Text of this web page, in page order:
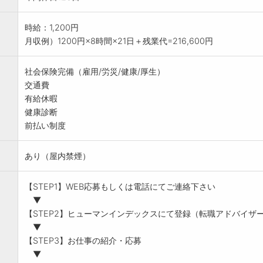
時給：1,200円
月収例）1200円×8時間×21日＋残業代=216,600円
社会保険完備（雇用/労災/健康/厚生）
交通費
有給休暇
健康診断
前払い制度
あり（屋内禁煙）
【STEP1】WEB応募もしくは電話にてご連絡下さい
▼
【STEP2】ヒューマンインデックスにて登録（転職アドバイザ
▼
【STEP3】お仕事の紹介・応募
▼